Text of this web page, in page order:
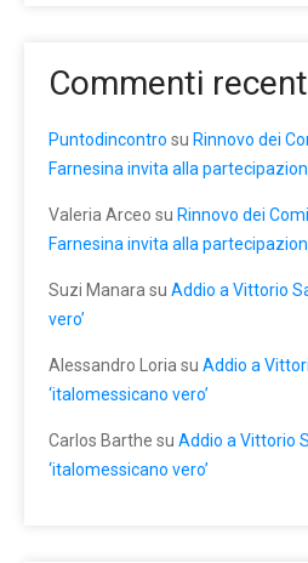
Commenti
Puntodincontro su Rinnovo dei
Farnesina invita alla
Valeria Arceo su Rinnovo dei
Farnesina invita alla
Suzi Manara su Addio a Vittorio
vero’
Alessandro Loria su Addio a
‘italomessicano vero’
Carlos Barthe su Addio a Vittorio
‘italomessicano vero’